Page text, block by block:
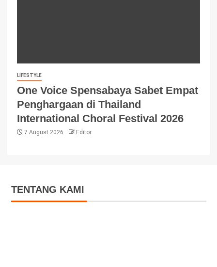
LIFESTYLE
One Voice Spensabaya Sabet Empat
Penghargaan di Thailand
International Choral Festival 2026
7 August 2026 Editor
TENTANG KAMI